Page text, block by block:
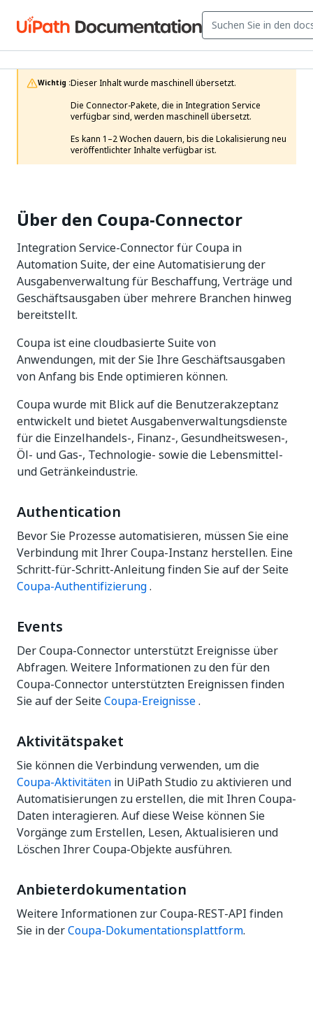
Wichtig :Dieser Inhalt wurde maschinell übersetzt.
Die Connector-Pakete, die in Integration Service
verfügbar sind, werden maschinell übersetzt.
Es kann 1–2 Wochen dauern, bis die Lokalisierung neu
veröffentlichter Inhalte verfügbar ist.
Über den Coupa-Connector
Integration Service-Connector für Coupa in
Automation Suite, der eine Automatisierung der
Ausgabenverwaltung für Beschaffung, Verträge und
Geschäftsausgaben über mehrere Branchen hinweg
bereitstellt.
Coupa ist eine cloudbasierte Suite von
Anwendungen, mit der Sie Ihre Geschäftsausgaben
von Anfang bis Ende optimieren können.
Coupa wurde mit Blick auf die Benutzerakzeptanz
entwickelt und bietet Ausgabenverwaltungsdienste
für die Einzelhandels-, Finanz-, Gesundheitswesen-,
Öl- und Gas-, Technologie- sowie die Lebensmittel-
und Getränkeindustrie.
Authentication
Bevor Sie Prozesse automatisieren, müssen Sie eine
Verbindung mit Ihrer Coupa-Instanz herstellen. Eine
Schritt-für-Schritt-Anleitung finden Sie auf der Seite
Coupa-Authentifizierung.
Events
Der Coupa-Connector unterstützt Ereignisse über
Abfragen. Weitere Informationen zu den für den
Coupa-Connector unterstützten Ereignissen finden
Sie auf der SeiteCoupa-Ereignisse.
Aktivitätspaket
Sie können die Verbindung verwenden, um die
Coupa-Aktivitäten in UiPath Studio zu aktivieren und
Automatisierungen zu erstellen, die mit Ihren Coupa-
Daten interagieren. Auf diese Weise können Sie
Vorgänge zum Erstellen, Lesen, Aktualisieren und
Löschen Ihrer Coupa-Objekte ausführen.
Anbieterdokumentation
Weitere Informationen zur Coupa-REST-API finden
Sie in derCoupa-Dokumentationsplattform.